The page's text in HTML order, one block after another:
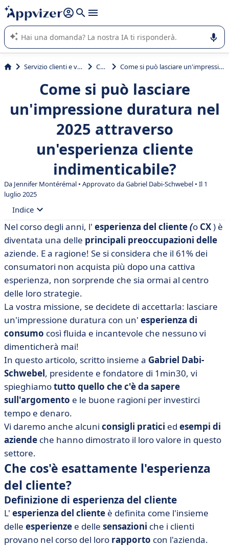
righe con
shift + enter
L'IA di Appvizer vi guida nell'utilizzo o nella scelta di un
software SaaS per la vostra azienda.
Servizio clienti e vendite CRM Come si può lasciare un'impressione duratura nel 2025 attraverso un'esperienza cliente indimenticabile?
Come si può lasciare
un'impressione duratura nel
2025 attraverso
un'esperienza cliente
indimenticabile?
Da Jennifer Montérémal • Approvato da Gabriel Dabi-Schwebel • Il 1
luglio 2025
Indice
• Che cos'è esattamente l'esperienza del cliente?
• Quanto è importante un'esperienza cliente
ottimizzata? I 4 vantaggi chiave
• Le principali sfide della customer experience nel 2025
• Esempi di esperienze cliente ispirate
• Come si fa a offrire una buona esperienza al cliente? I
nostri 6 consigli
• Come si misura l'esperienza del cliente?
• In conclusione, gli 8 errori da evitare quando si parla
di esperienza del cliente
Nel corso degli anni, l' esperienza del cliente(o CX) è
diventata una delle principali preoccupazioni delle
aziende. E a ragione! Se si considera che il 61% dei
consumatori non acquista più dopo una cattiva
esperienza, non sorprende che sia ormai al centro
delle loro strategie.
La vostra missione, se decidete di accettarla: lasciare
un'impressione duratura con un' esperienza di
consumo così fluida e incantevole che nessuno vi
dimenticherà mai!
In questo articolo, scritto insieme a Gabriel Dabi-
Schwebel, presidente e fondatore di 1min30, vi
spieghiamotutto quello che c'è da sapere
sull'argomento e le buone ragioni per investirci
tempo e denaro.
Vi daremo anche alcuni consigli pratici ed esempi di
aziende che hanno dimostrato il loro valore in questo
settore.
Che cos'è esattamente l'esperienza
del cliente?
Definizione di esperienza del cliente
L' esperienza del cliente è definita come l'insieme
delle esperienze e delle sensazioni che i clienti
provano nel corso del loro rapporto con l'azienda.